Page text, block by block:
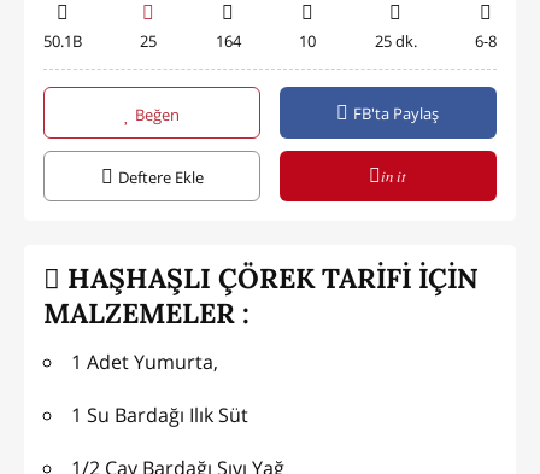
50.1B 25 164 10 25 dk. 6-8
Beğen FB'ta Paylaş
Deftere Ekle in it
HAŞHAŞLI ÇÖREK TARİFİ İÇİN
MALZEMELER :
1 Adet Yumurta,
1 Su Bardağı Ilık Süt
1/2 Çay Bardağı Sıvı Yağ